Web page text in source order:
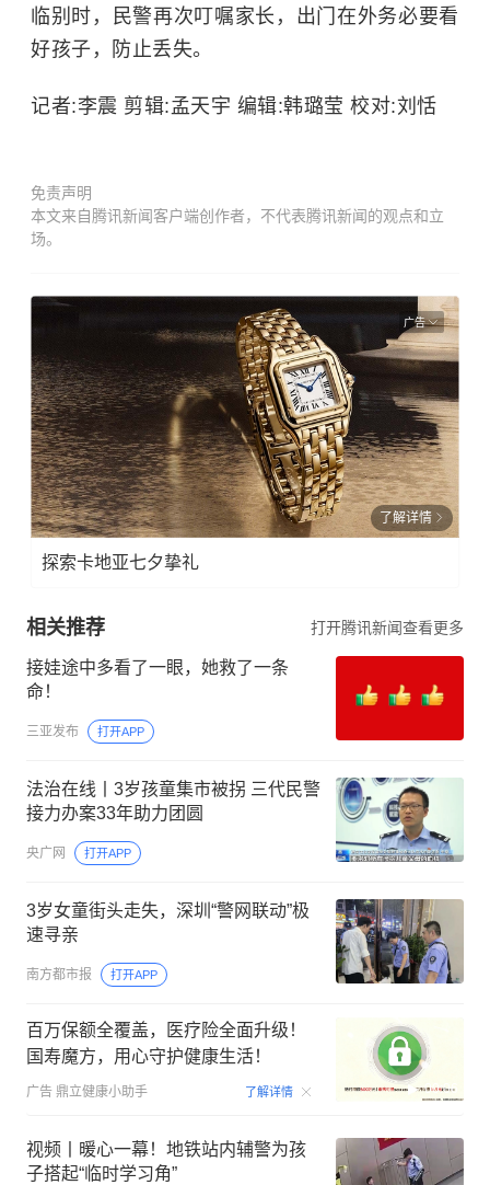
临别时，民警再次叮嘱家长，出门在外务必要看
好孩子，防止丢失。
记者:李震 剪辑:孟天宇 编辑:韩璐莹 校对:刘恬
免责声明
本文来自腾讯新闻客户端创作者，不代表腾讯新闻的观点和立
场。
广告
了解详情
探索卡地亚七夕挚礼
相关推荐 打开腾讯新闻查看更多
接娃途中多看了一眼，她救了一条
命！
三亚发布 打开APP
法治在线丨3岁孩童集市被拐 三代民警
接力办案33年助力团圆
央广网 打开APP
3岁女童街头走失，​深圳“警网联动”极
速寻亲
南方都市报 打开APP
百万保额全覆盖，医疗险全面升级！
国寿魔方，用心守护健康生活！
广告 鼎立健康小助手 了解详情 00:06
视频丨暖心一幕！地铁站内辅警为孩
子搭起“临时学习角”